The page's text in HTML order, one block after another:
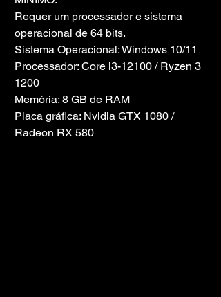
Requer um processador e sistema
operacional de 64 bits.
Sistema Operacional: Windows 10/11
Processador: Core i3-12100 / Ryzen 3
1200
Memória: 8 GB de RAM
Placa gráfica: Nvidia GTX 1080 /
Radeon RX 580